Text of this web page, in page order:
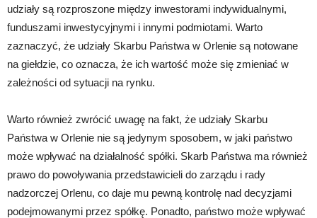
udziały są rozproszone między inwestorami indywidualnymi,
funduszami inwestycyjnymi i innymi podmiotami. Warto
zaznaczyć, że udziały Skarbu Państwa w Orlenie są notowane
na giełdzie, co oznacza, że ich wartość może się zmieniać w
zależności od sytuacji na rynku.
Warto również zwrócić uwagę na fakt, że udziały Skarbu
Państwa w Orlenie nie są jedynym sposobem, w jaki państwo
może wpływać na działalność spółki. Skarb Państwa ma również
prawo do powoływania przedstawicieli do zarządu i rady
nadzorczej Orlenu, co daje mu pewną kontrolę nad decyzjami
podejmowanymi przez spółkę. Ponadto, państwo może wpływać